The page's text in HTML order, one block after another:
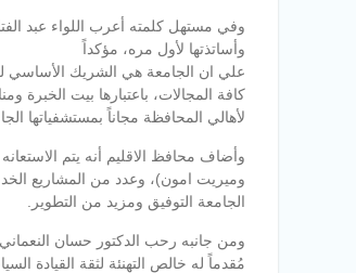
وفي مستهل كلمته أعرب اللواء عبد
وأساتذتها لأول مره، مؤكداً
علي ان الجامعة هي الشريك الأساسي
كافة المجالات، باعتبارها بيت
لأهالي المحافظة مجاناً بمستشفياتها
وأضاف محافظ الاقليم أنه يتم
وميريت امون)، وعدد من المشاريع
الجامعة التوفيق ومزيد من التطوير.
ومن جانبه رحب الدكتور حسان
مُقدماً له خالص التهنئة لثقة القيادة